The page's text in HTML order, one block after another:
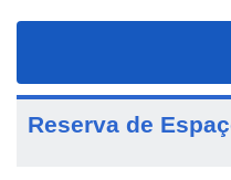
Reserva de